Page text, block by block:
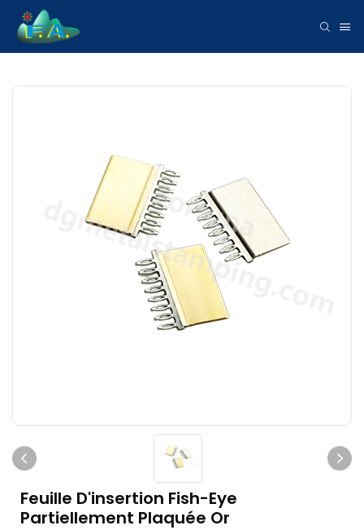
Feuille D'insertion Fish-Eye
Partiellement Plaquée Or